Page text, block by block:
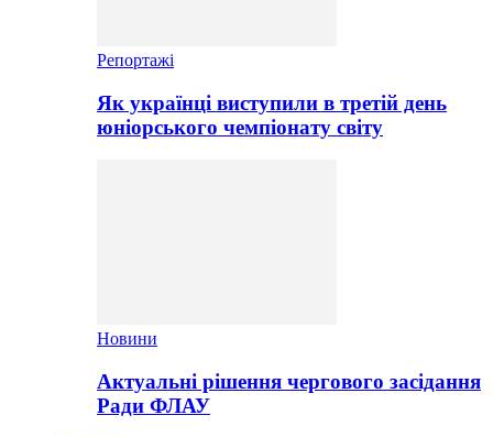
Репортажі
Як українці виступили в третій день
юніорського чемпіонату світу
Новини
Актуальні рішення чергового засідання
Ради ФЛАУ